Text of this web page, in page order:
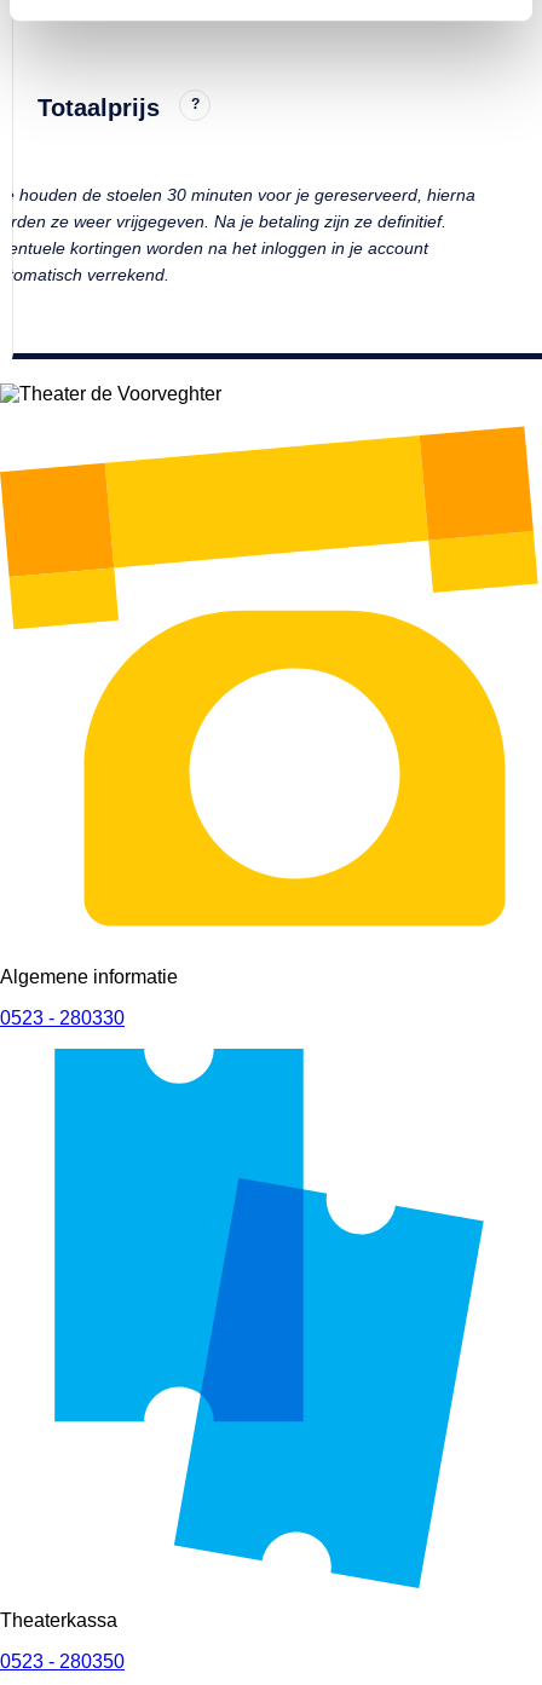
Totaalprijs ?
houden de stoelen 30 minuten voor je gereserveerd, hierna
ze weer vrijgegeven. Na je betaling zijn ze definitief.
kortingen worden na het inloggen in je account
verrekend.
Algemene informatie
0523 - 280330
Theaterkassa
0523 - 280350